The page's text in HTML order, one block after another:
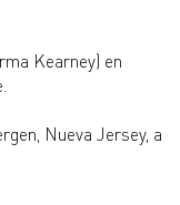
Kearney) en
Nueva Jersey, a